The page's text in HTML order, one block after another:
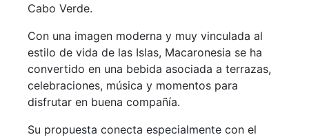
Cabo Verde.
Con una imagen moderna y muy vinculada al
estilo de vida de las Islas, Macaronesia se ha
convertido en una bebida asociada a terrazas,
celebraciones, música y momentos para
disfrutar en buena compañía.
Su propuesta conecta especialmente con el